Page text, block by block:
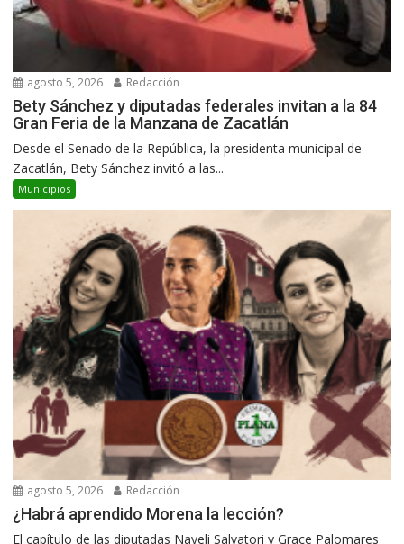
agosto 5, 2026 Redacción
Bety Sánchez y diputadas federales invitan a la 84
Gran Feria de la Manzana de Zacatlán
Desde el Senado de la República, la presidenta municipal de
Zacatlán, Bety Sánchez invitó a las...
Municipios
agosto 5, 2026 Redacción
¿Habrá aprendido Morena la lección?
El capítulo de las diputadas Nayeli Salvatori y Grace Palomares